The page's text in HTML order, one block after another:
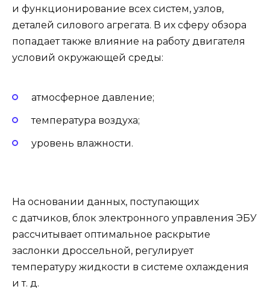
и функционирование всех систем, узлов,
деталей силового агрегата. В их сферу обзора
попадает также влияние на работу двигателя
условий окружающей среды:
атмосферное давление;
температура воздуха;
уровень влажности.
На основании данных, поступающих
с датчиков, блок электронного управления ЭБУ
рассчитывает оптимальное раскрытие
заслонки дроссельной, регулирует
температуру жидкости в системе охлаждения
и т. д.